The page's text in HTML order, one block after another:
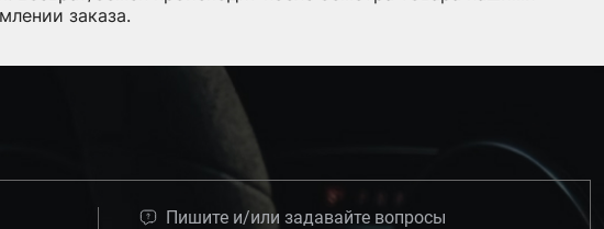
заказа.
Пишите и/или задавайте вопросы